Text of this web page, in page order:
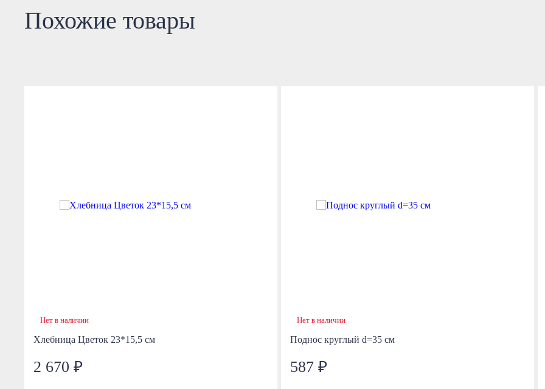
Похожие товары
Нет в наличии
Хлебница Цветок 23*15,5 см
2 670 ₽
Нет в наличии
Поднос круглый d=35 см
587 ₽